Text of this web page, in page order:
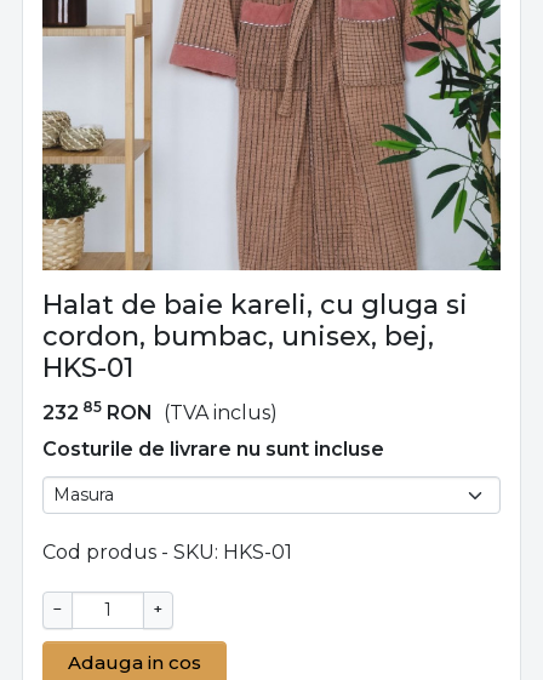
Halat de baie kareli, cu gluga si
cordon, bumbac, unisex, bej,
HKS-01
232 85 RON
(TVA inclus)
Costurile de livrare nu sunt incluse
Cod produs - SKU HKS-01
− +
Adauga in cos